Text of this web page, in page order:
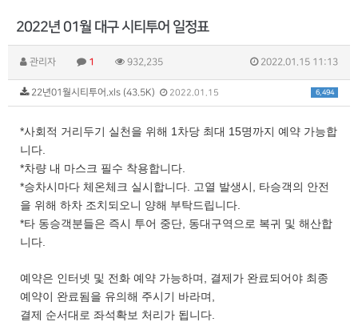
2022년 01월 대구 시티투어 일정표
관리자 1 932,235 2022.01.15 11:13
6,494
22년01월시티투어.xls (43.5K) 2022.01.15
*사회적 거리두기 실천을 위해 1차당 최대 15명까지 예약 가능합
니다.
*차량 내 마스크 필수 착용합니다.
*승차시마다 체온체크 실시합니다. 고열 발생시, 타승객의 안전
을 위해 하차 조치되오니 양해 부탁드립니다.
*타 동승객분들은 즉시 투어 중단, 동대구역으로 복귀 및 해산합
니다.
예약은 인터넷 및 전화 예약 가능하며, 결제가 완료되어야 최종
예약이 완료됨을 유의해 주시기 바라며,
결제 순서대로 좌석확보 처리가 됩니다.